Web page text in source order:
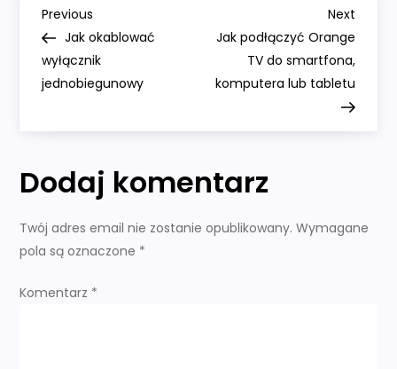
N
a
w
g
a
Previous
Post
Previous
Jak okablować
wyłącznik
jednobiegunowy
Next
Post
Next
Jak podłączyć Orange
TV do smartfona,
komputera lub tabletu
Dodaj komentarz
Twój adres email nie zostanie opublikowany. Wymagane
pola są oznaczone *
Komentarz *